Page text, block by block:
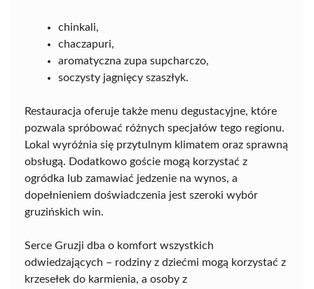
chinkali,
chaczapuri,
aromatyczna zupa supcharczo,
soczysty jagnięcy szaszłyk.
Restauracja oferuje także menu degustacyjne, które
pozwala spróbować różnych specjałów tego regionu.
Lokal wyróżnia się przytulnym klimatem oraz sprawną
obsługą. Dodatkowo goście mogą korzystać z
ogródka lub zamawiać jedzenie na wynos, a
dopełnieniem doświadczenia jest szeroki wybór
gruzińskich win.
Serce Gruzji dba o komfort wszystkich
odwiedzających – rodziny z dziećmi mogą korzystać z
krzesełek do karmienia, a osoby z